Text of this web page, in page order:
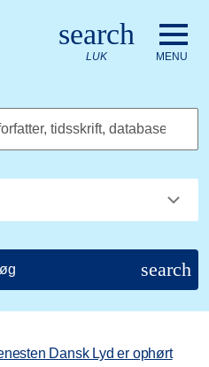
Gå til Det Kongelige
search
LUK MENU
tidsskrift, database
search
Dansk Lyd er ophørt